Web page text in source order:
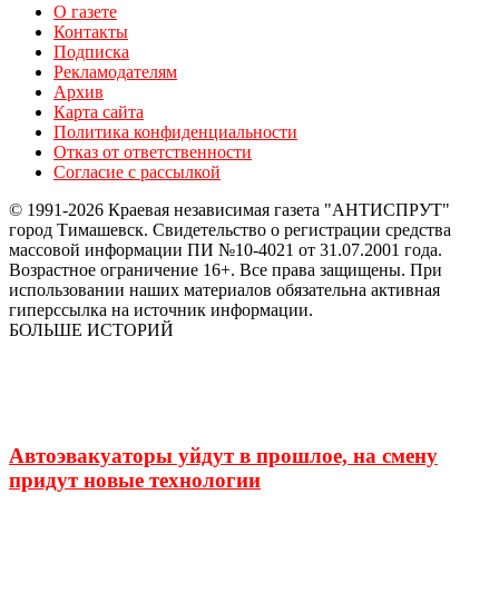
О газете
Контакты
Подписка
Рекламодателям
Архив
Карта сайта
Политика конфиденциальности
Отказ от ответственности
Согласие с рассылкой
© 1991-2026 Краевая независимая газета "АНТИСПРУТ"
город Тимашевск. Свидетельство о регистрации средства
массовой информации ПИ №10-4021 от 31.07.2001 года.
Возрастное ограничение 16+. Все права защищены. При
использовании наших материалов обязательна активная
гиперссылка на источник информации.
БОЛЬШЕ ИСТОРИЙ
Автоэвакуаторы уйдут в прошлое, на смену
придут новые технологии